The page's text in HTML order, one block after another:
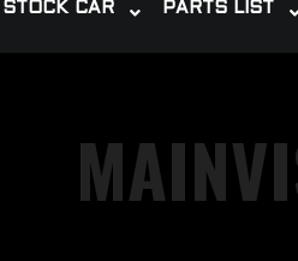
STOCK CAR PARTS LIST